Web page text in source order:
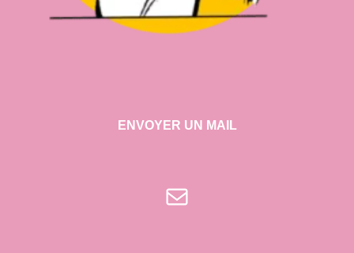
ENVOYER UN MAIL
E-mail